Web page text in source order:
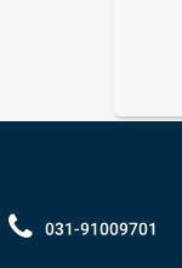
031-91009701